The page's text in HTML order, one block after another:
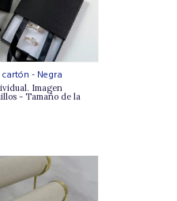
- Negra
Imagen
- Tamaño de la